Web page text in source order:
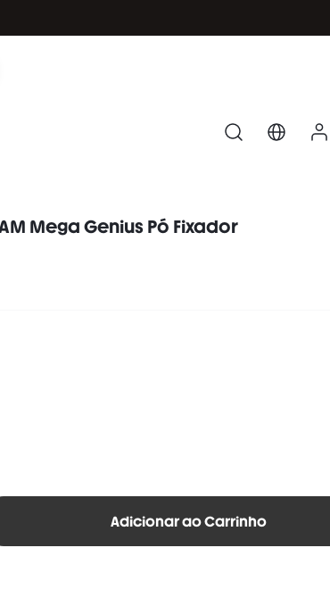
Mega Genius Pó Fixador
Adicionar ao Carrinho